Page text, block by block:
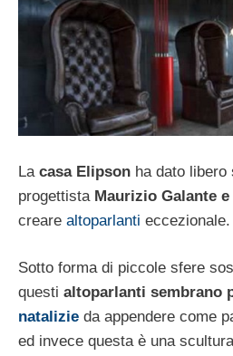
La casa Elipson ha dato libero
progettista Maurizio Galante
creare altoparlanti eccezionale.
Sotto forma di piccole sfere
questi altoparlanti sembrano
natalizie da appendere come
ed invece questa è una